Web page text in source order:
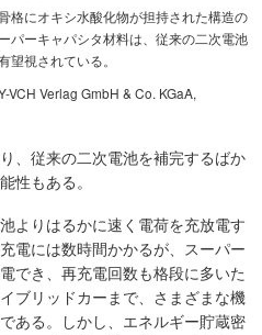
格にオキシ水酸化物が担持された構造の
パーキャパシタ材料は、従来の二次電池
望視されている。
VCH Verlag GmbH & Co. KGaA,
、従来の二次電池を補完するばか
性もある。
よりはるかに速く電荷を充放電す
電には数時間かかるが、スーパー
でき、再充電回数も格段に多いた
ブリッドカーまで、さまざまな機
ある。しかし、エネルギー貯蔵密